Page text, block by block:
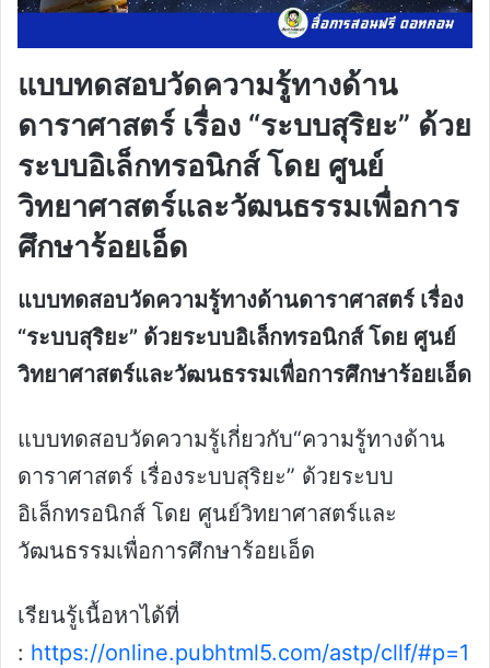
แบบทดสอบวัดความรู้ทางด้าน
ดาราศาสตร์ เรื่อง “ระบบสุริยะ” ด้วย
ระบบอิเล็กทรอนิกส์ โดย ศูนย์
วิทยาศาสตร์และวัฒนธรรมเพื่อการ
ศึกษาร้อยเอ็ด
แบบทดสอบวัดความรู้ทางด้านดาราศาสตร์ เรื่อง
“ระบบสุริยะ” ด้วยระบบอิเล็กทรอนิกส์ โดย ศูนย์
วิทยาศาสตร์และวัฒนธรรมเพื่อการศึกษาร้อยเอ็ด
แบบทดสอบวัดความรู้เกี่ยวกับ“ความรู้ทางด้าน
ดาราศาสตร์ เรื่องระบบสุริยะ” ด้วยระบบ
อิเล็กทรอนิกส์ โดย ศูนย์วิทยาศาสตร์และ
วัฒนธรรมเพื่อการศึกษาร้อยเอ็ด
เรียนรู้เนื้อหาได้ที่
: https://online.pubhtml5.com/astp/cllf/#p=1